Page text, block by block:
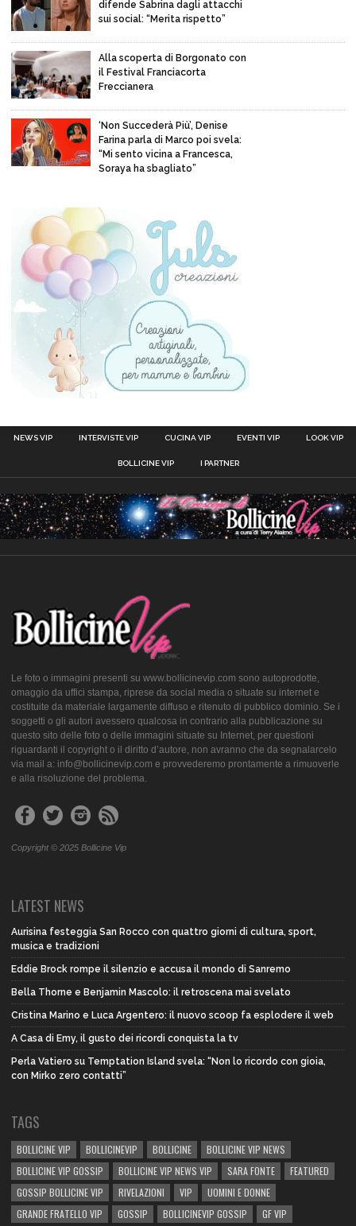
difende Sabrina dagli attacchi
sui social: “Merita rispetto”
Alla scoperta di Borgonato con
il Festival Franciacorta
Freccianera
‘Non Succederà Più’, Denise
Farina parla di Marco poi svela:
“Mi sento vicina a Francesca,
Soraya ha sbagliato”
NEWS VIP INTERVISTE VIP CUCINA VIP EVENTI VIP LOOK VIP
BOLLICINE VIP I PARTNER
Le foto o immagini presenti su www.bollicinevip.com sono autoprodotte,
omaggio da uffici stampa, riprese da social media o situate su internet e
costituite da materiale largamente diffuso e ritenuto di pubblico dominio. Se i
soggetti o gli autori avessero qualcosa in contrario alla pubblicazione su
questo sito delle foto o delle immagini situate su Internet, per questioni
riguardanti il copyright o il diritto d’autore, non avranno che da segnalarcelo
via mail a: info@bollicinevip.com e provvederemo prontamente a rimuoverle
e alla risoluzione del problema.
Copyright © 2025 Bollicine Vip
LATEST NEWS
Aurisina festeggia San Rocco con quattro giorni di cultura, sport,
musica e tradizioni
Eddie Brock rompe il silenzio e accusa il mondo di Sanremo
Bella Thorne e Benjamin Mascolo: il retroscena mai svelato
Cristina Marino e Luca Argentero: il nuovo scoop fa esplodere il web
A Casa di Emy, il gusto dei ricordi conquista la tv
Perla Vatiero su Temptation Island svela: “Non lo ricordo con gioia,
con Mirko zero contatti”
TAGS
BOLLICINE VIP BOLLICINEVIP BOLLICINE
BOLLICINE VIP NEWS
BOLLICINE VIP GOSSIP
BOLLICINE VIP NEWS VIP SARA FONTE
FEATURED
GOSSIP BOLLICINE VIP
RIVELAZIONI VIP
UOMINI E DONNE
GRANDE FRATELLO VIP
GOSSIP BOLLICINEVIP GOSSIP GF VIP